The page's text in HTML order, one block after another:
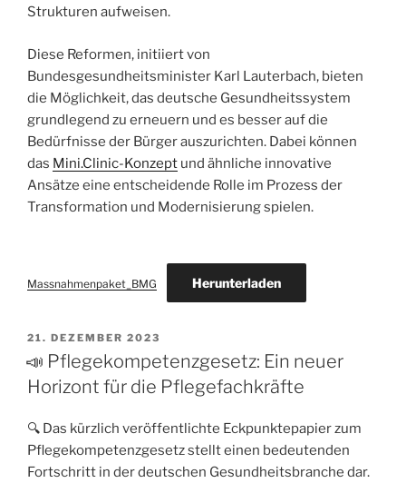
Strukturen aufweisen.
Diese Reformen, initiiert von
Bundesgesundheitsminister Karl Lauterbach, bieten
die Möglichkeit, das deutsche Gesundheitssystem
grundlegend zu erneuern und es besser auf die
Bedürfnisse der Bürger auszurichten. Dabei können
das Mini.Clinic-Konzept und ähnliche innovative
Ansätze eine entscheidende Rolle im Prozess der
Transformation und Modernisierung spielen.
Massnahmenpaket_BMG Herunterladen
21. DEZEMBER 2023
📣 Pflegekompetenzgesetz: Ein neuer
Horizont für die Pflegefachkräfte
🔍 Das kürzlich veröffentlichte Eckpunktepapier zum
Pflegekompetenzgesetz stellt einen bedeutenden
Fortschritt in der deutschen Gesundheitsbranche dar.